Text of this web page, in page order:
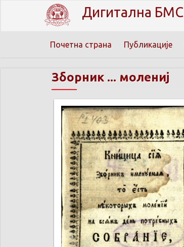
Дигитална БМС
Почетна страна Публикације
Зборник ... молениј